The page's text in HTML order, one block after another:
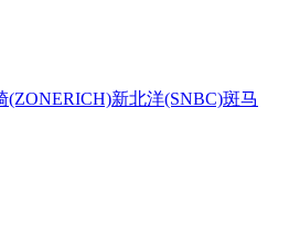
(ZONERICH)新北洋(SNBC)斑马